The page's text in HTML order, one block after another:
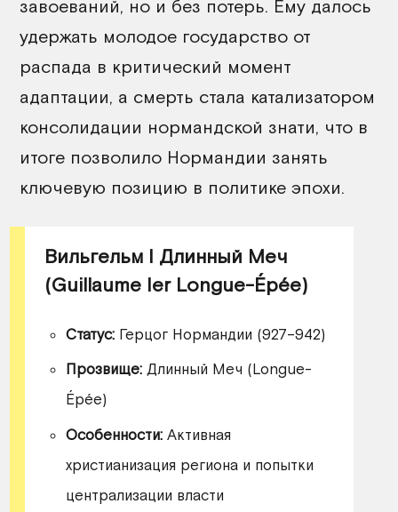
завоеваний, но и без потерь. Ему далось
удержать молодое государство от
распада в критический момент
адаптации, а смерть стала катализатором
консолидации нормандской знати, что в
итоге позволило Нормандии занять
ключевую позицию в политике эпохи.
Вильгельм I Длинный Меч
(Guillaume Ier Longue-Épée)
Статус:Герцог Нормандии (927–942)
Прозвище:Длинный Меч (Longue-
Épée)
Особенности:Активная
христианизация региона и попытки
централизации власти